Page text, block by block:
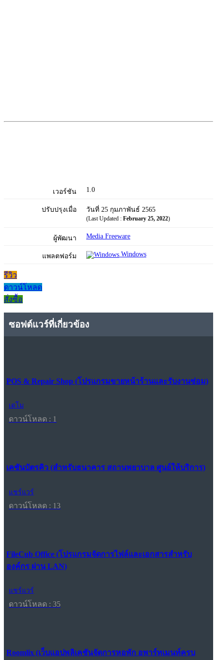
เวอร์ชัน 1.0
ปรับปรุงเมื่อ วันที่ 25 กุมภาพันธ์ 2565
(Last Updated : February 25, 2022)
ผู้พัฒนา Media Freeware
แพลตฟอร์ม Windows
รีวิว
ดาวน์โหลด
สั่งซื้อ
ซอฟต์แวร์ที่เกี่ยวข้อง
POS & Repair Shop (โปรแกรมขายหน้าร้านและรับงานซ่อม)
เดโม
ดาวน์โหลด : 1
เคชันบัตรคิว (สำหรับธนาคาร สถานพยาบาล ศูนย์ให้บริการ)
แชร์แวร์
ดาวน์โหลด : 13
FileCub Office (โปรแกรมจัดการไฟล์และเอกสารสำหรับ
องค์กร ผ่าน LAN)
แชร์แวร์
ดาวน์โหลด : 35
Roomlix (เว็บแอปพลิเคชันจัดการหอพัก อพาร์ทเมนท์ครบ